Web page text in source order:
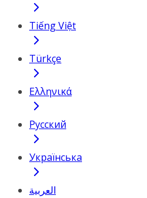
Tiếng Việt
Türkçe
Ελληνικά
Русский
Українська
العربية